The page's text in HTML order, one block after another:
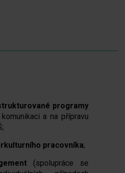
programy
a na přípravu
pracovníka;
(spolupráce se